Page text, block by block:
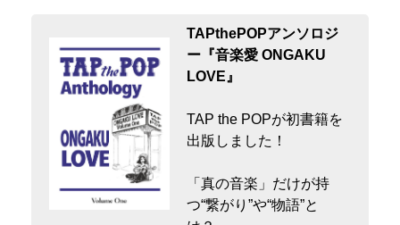
TAPthePOPアンソロジ
ー『音楽愛 ONGAKU
LOVE』
TAP the POPが初書籍を
出版しました！
「真の音楽」だけが持
つ“繋がり”や“物語”と